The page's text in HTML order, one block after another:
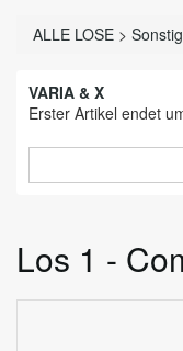
ALLE LOSE >
VARIA & X
Erster Artikel endet
Los 1 -